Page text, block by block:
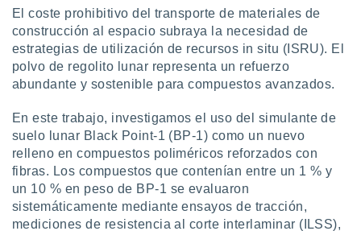
El coste prohibitivo del transporte de materiales de
construcción al espacio subraya la necesidad de
estrategias de utilización de recursos in situ (ISRU). El
polvo de regolito lunar representa un refuerzo
abundante y sostenible para compuestos avanzados.
En este trabajo, investigamos el uso del simulante de
suelo lunar Black Point-1 (BP-1) como un nuevo
relleno en compuestos poliméricos reforzados con
fibras. Los compuestos que contenían entre un 1 % y
un 10 % en peso de BP-1 se evaluaron
sistemáticamente mediante ensayos de tracción,
mediciones de resistencia al corte interlaminar (ILSS),